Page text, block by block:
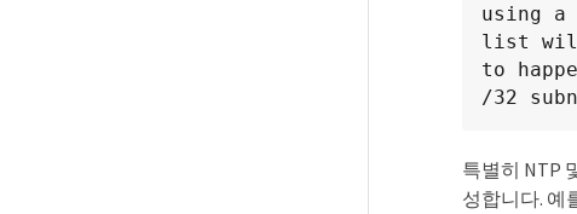
using a
list will
to
/32
특별히 NTP
성합니다. 예